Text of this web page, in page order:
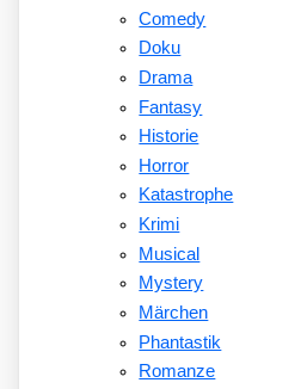
Comedy
Doku
Drama
Fantasy
Historie
Horror
Katastrophe
Krimi
Musical
Mystery
Märchen
Phantastik
Romanze